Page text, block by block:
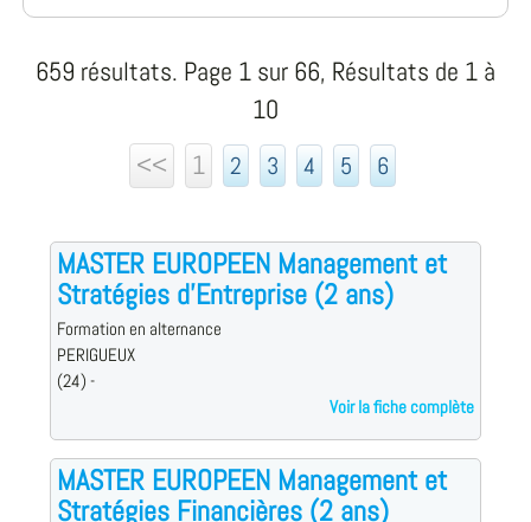
659 résultats. Page 1 sur 66, Résultats de 1 à
10
<<
1 2 3 4 5 6
MASTER EUROPEEN Management et
Stratégies d'Entreprise (2 ans)
Formation en alternance
PERIGUEUX
(24) -
Voir la fiche complète
MASTER EUROPEEN Management et
Stratégies Financières (2 ans)